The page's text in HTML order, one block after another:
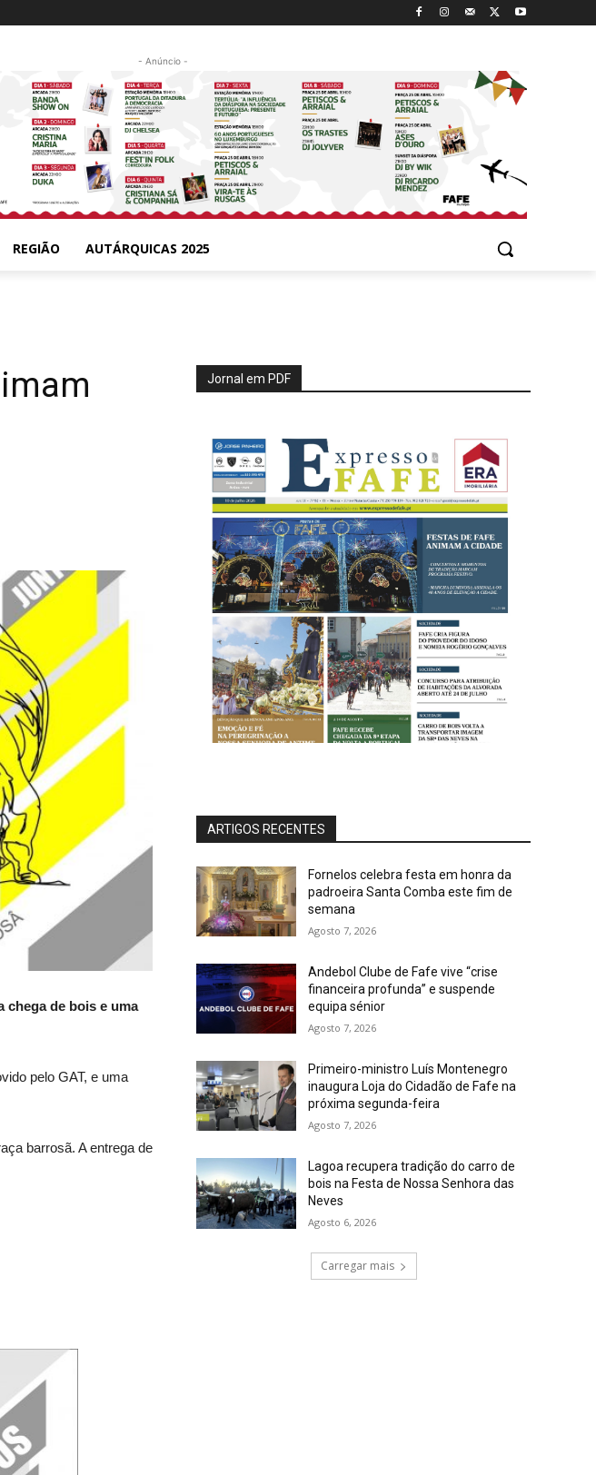
- Anúncio -
REGIÃO AUTÁRQUICAS 2025
chega de bois e uma
pelo GAT, e uma
barrosã. A entrega de
Jornal em PDF
ARTIGOS RECENTES
Fornelos celebra festa em honra da
padroeira Santa Comba este fim de
semana
Agosto 7, 2026
Andebol Clube de Fafe vive “crise
financeira profunda” e suspende
equipa sénior
Agosto 7, 2026
Primeiro-ministro Luís Montenegro
inaugura Loja do Cidadão de Fafe na
próxima segunda-feira
Agosto 7, 2026
Lagoa recupera tradição do carro de
bois na Festa de Nossa Senhora das
Neves
Agosto 6, 2026
Carregar mais